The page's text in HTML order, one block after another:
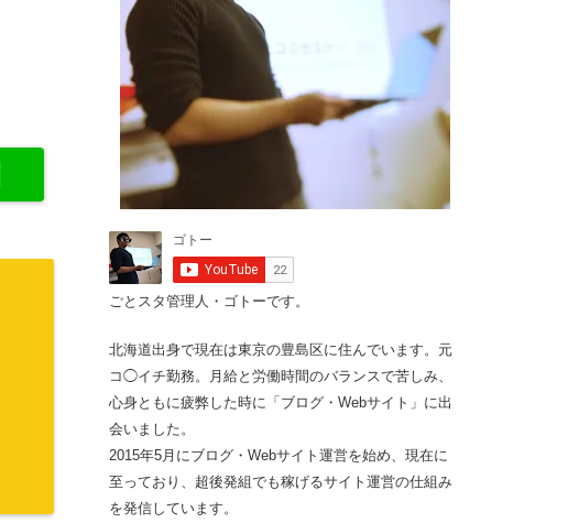
ごとスタ管理人・ゴトーです。
北海道出身で現在は東京の豊島区に住んでいます。元
コ◯イチ勤務。月給と労働時間のバランスで苦しみ、
心身ともに疲弊した時に「ブログ・Webサイト」に出
会いました。
2015年5月にブログ・Webサイト運営を始め、現在に
至っており、超後発組でも稼げるサイト運営の仕組み
を発信しています。